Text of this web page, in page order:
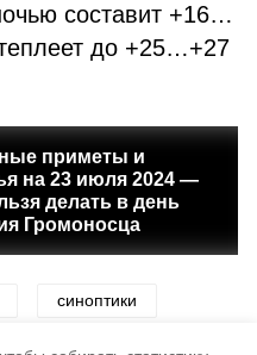
составит +16…
до +25…+27
приметы и
на 23 июля 2024 —
делать в день
Громоносца
синоптики